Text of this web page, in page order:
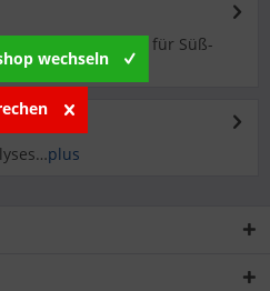
Aktivkohle für Süß-
klart...plus
plus
wechseln